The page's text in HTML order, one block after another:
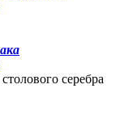
серебра